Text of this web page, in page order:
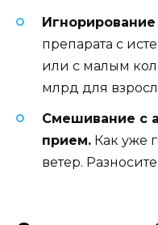
Игнорирование
препарата с
или с малым
млрд для
Смешивание с
прием. Как уже
ветер.